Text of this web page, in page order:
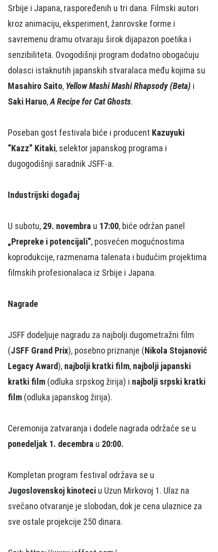
Srbije i Japana, raspoređenih u tri dana. Filmski autori
kroz animaciju, eksperiment, žanrovske forme i
savremenu dramu otvaraju širok dijapazon poetika i
senzibiliteta. Ovogodišnji program dodatno obogaćuju
dolasci istaknutih japanskih stvaralaca među kojima su
Masahiro Saito, Yellow Mashi Mashi Rhapsody (Beta) i
Saki Haruo,A Recipe for Cat Ghosts.
Poseban gost festivala biće i producent Kazuyuki
“Kazz” Kitaki, selektor japanskog programa i
dugogodišnji saradnik JSFF‑a.
Industrijski događaj
U subotu, 29. novembra u 17:00, biće održan panel
„Prepreke i potencijali“, posvećen mogućnostima
koprodukcije, razmenama talenata i budućim projektima
filmskih profesionalaca iz Srbije i Japana.
Nagrade
JSFF dodeljuje nagradu za najbolji dugometražni film
(JSFF Grand Prix), posebno priznanje (Nikola Stojanović
Legacy Award), najbolji kratki film, najbolji japanski
kratki film (odluka srpskog žirija) i najbolji srpski kratki
film (odluka japanskog žirija).
Ceremonija zatvaranja i dodele nagrada održaće se u
ponedeljak 1. decembra u 20:00.
Kompletan program festival održava se u
Jugoslovenskoj kinoteci u Uzun Mirkovoj 1. Ulaz na
svečano otvaranje je slobodan, dok je cena ulaznice za
sve ostale projekcije 250 dinara.